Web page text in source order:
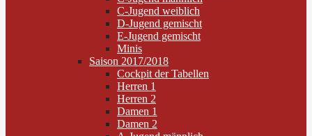
C-Jugend weiblich
D-Jugend gemischt
E-Jugend gemischt
Minis
Saison 2017/2018
Cockpit der Tabellen
Herren 1
Herren 2
Damen 1
Damen 2